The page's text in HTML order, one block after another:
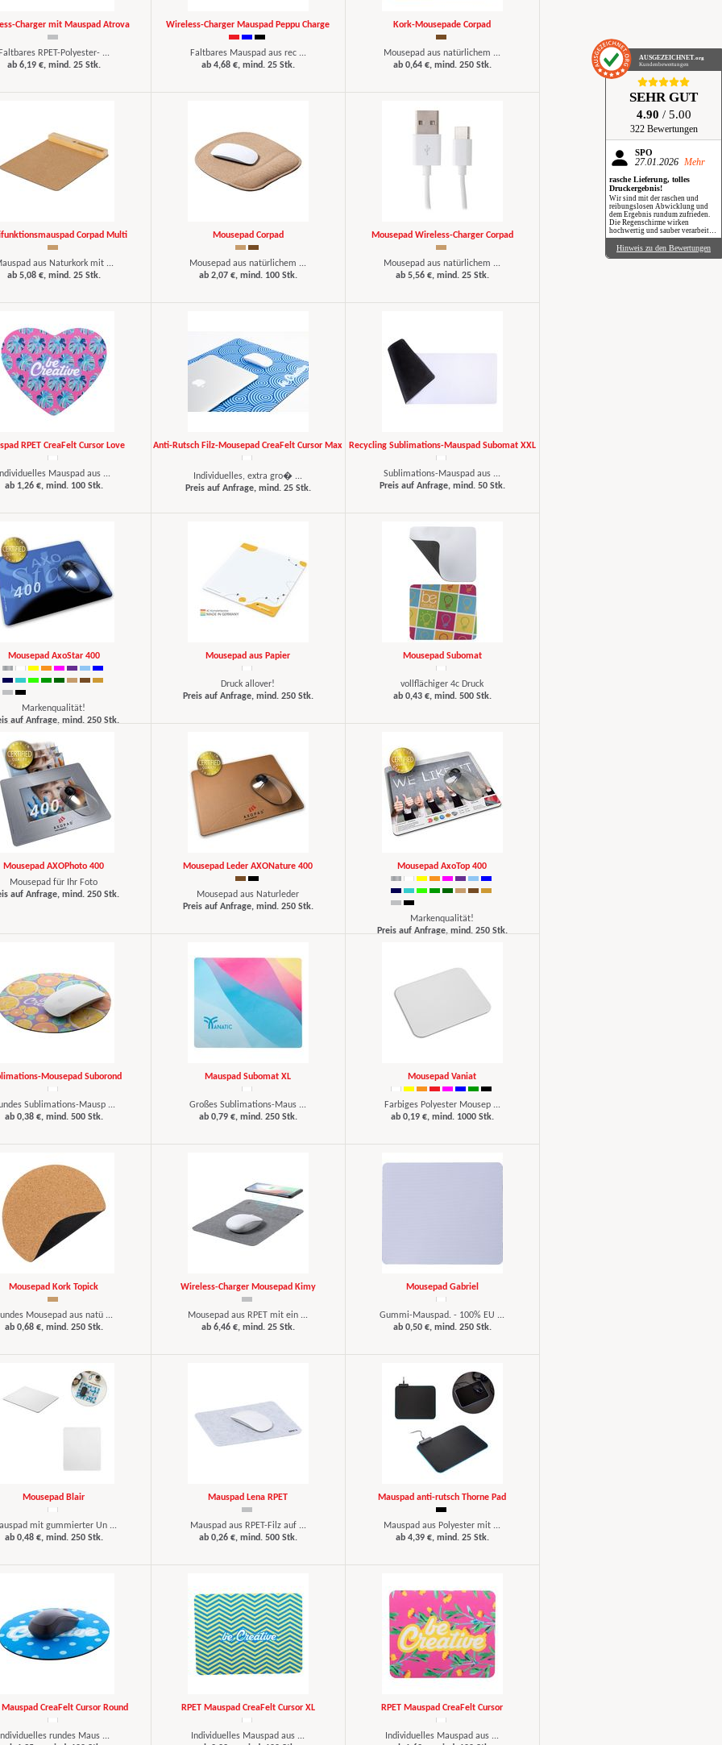
AUSGEZEICHNET.org
Kundenbewertungen
SEHR GUT
4.90 / 5.00
322 Bewertungen
SPÖ
27.01.2026 Mehr
rasche Lieferung, tolles
Druckergebnis!
Wir sind mit der raschen und
reibungslosen Abwicklung und
dem Ergebnis rundum zufrieden.
Die Regenschirme wirken
hochwertig und sauber verarbeitet.
Besonders positiv: Der Druck ist
gestochen scharf, farbintensiv und
auch bei genauerem Hinsehen sehr
Hinweis zu den Bewertungen
Charger mit Mauspad Atrova
Faltbares RPET-Polyester- ...
ab 6,19 €, mind. 25 Stk.
Wireless-Charger Mauspad Peppu Charge
Faltbares Mauspad aus rec ...
ab 4,68 €, mind. 25 Stk.
Kork-Mousepade Corpad
Mousepad aus natürlichem ...
ab 0,64 €, mind. 250 Stk.
Corpad Multi
aus Naturkork mit ...
ab 5,08 €, mind. 25 Stk.
Mousepad Corpad
Mousepad aus natürlichem ...
ab 2,07 €, mind. 100 Stk.
Mousepad Wireless-Charger Corpad
Mousepad aus natürlichem ...
ab 5,56 €, mind. 25 Stk.
RPET CreaFelt Cursor Love
Individuelles Mauspad aus ...
ab 1,26 €, mind. 100 Stk.
Anti-Rutsch Filz-Mousepad CreaFelt Cursor Max
Individuelles, extra gro� ...
Preis auf Anfrage, mind. 25 Stk.
Recycling Sublimations-Mauspad Subomat XXL
Sublimations-Mauspad aus ...
Preis auf Anfrage, mind. 50 Stk.
Mousepad AxoStar 400
Markenqualität!
auf Anfrage, mind. 250 Stk.
Mousepad aus Papier
Druck allover!
Preis auf Anfrage, mind. 250 Stk.
Mousepad Subomat
vollflächiger 4c Druck
ab 0,43 €, mind. 500 Stk.
Mousepad AXOPhoto 400
Mousepad für Ihr Foto
auf Anfrage, mind. 250 Stk.
Mousepad Leder AXONature 400
Mousepad aus Naturleder
Preis auf Anfrage, mind. 250 Stk.
Mousepad AxoTop 400
Markenqualität!
Preis auf Anfrage, mind. 250 Stk.
Mousepad Suborond
Sublimations-Mausp ...
ab 0,38 €, mind. 500 Stk.
Mauspad Subomat XL
Großes Sublimations-Maus ...
ab 0,79 €, mind. 250 Stk.
Mousepad Vaniat
Farbiges Polyester Mousep ...
ab 0,19 €, mind. 1000 Stk.
Mousepad Kork Topick
Mousepad aus natü ...
ab 0,68 €, mind. 250 Stk.
Wireless-Charger Mousepad Kimy
Mousepad aus RPET mit ein ...
ab 6,46 €, mind. 25 Stk.
Mousepad Gabriel
Gummi-Mauspad. - 100% EU ...
ab 0,50 €, mind. 250 Stk.
Mousepad Blair
mit gummierter Un ...
ab 0,48 €, mind. 250 Stk.
Mauspad Lena RPET
Mauspad aus RPET-Filz auf ...
ab 0,26 €, mind. 500 Stk.
Mauspad anti-rutsch Thorne Pad
Mauspad aus Polyester mit ...
ab 4,39 €, mind. 25 Stk.
Mauspad CreaFelt Cursor Round
Individuelles rundes Maus ...
RPET Mauspad CreaFelt Cursor XL
Individuelles Mauspad aus ...
RPET Mauspad CreaFelt Cursor
Individuelles Mauspad aus ...